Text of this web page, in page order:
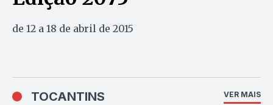
de 12 a 18 de abril de 2015
TOCANTINS VER MAIS